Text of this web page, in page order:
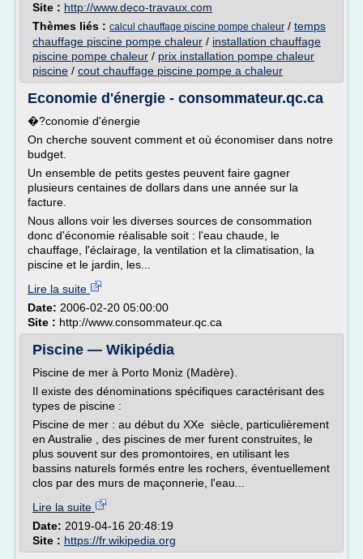
Site : http://www.deco-travaux.com
Thèmes liés : calcul chauffage piscine pompe chaleur / temps
chauffage piscine pompe chaleur / installation chauffage
piscine pompe chaleur / prix installation pompe chaleur
piscine / cout chauffage piscine pompe a chaleur
Economie d'énergie - consommateur.qc.ca
�?conomie d'énergie
On cherche souvent comment et où économiser dans notre
budget.
Un ensemble de petits gestes peuvent faire gagner
plusieurs centaines de dollars dans une année sur la
facture.
Nous allons voir les diverses sources de consommation
donc d'économie réalisable soit : l'eau chaude, le
chauffage, l'éclairage, la ventilation et la climatisation, la
piscine et le jardin, les...
Lire la suite
Date: 2006-02-20 05:00:00
Site : http://www.consommateur.qc.ca
Piscine — Wikipédia
Piscine de mer à Porto Moniz (Madère).
Il existe des dénominations spécifiques caractérisant des
types de piscine :
Piscine de mer : au début du XXe siècle, particulièrement
en Australie , des piscines de mer furent construites, le
plus souvent sur des promontoires, en utilisant les
bassins naturels formés entre les rochers, éventuellement
clos par des murs de maçonnerie, l'eau...
Lire la suite
Date: 2019-04-16 20:48:19
Site : https://fr.wikipedia.org